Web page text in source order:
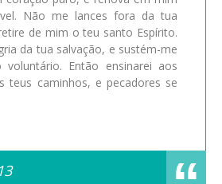
Não me lances fora da tua
de mim o teu santo Espírito.
da tua salvação, e sustém-me
Então ensinarei aos
teus caminhos, e pecadores se